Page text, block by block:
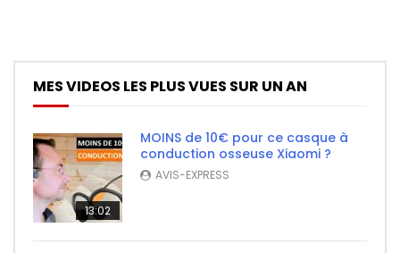
MES VIDEOS LES PLUS VUES SUR UN AN
13:02
MOINS de 10€ pour ce casque à
conduction osseuse Xiaomi ?
AVIS-EXPRESS